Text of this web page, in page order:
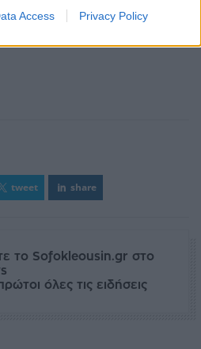
Access Privacy Policy
tweet share
το Sofokleousin.gr στο
όλες τις ειδήσεις